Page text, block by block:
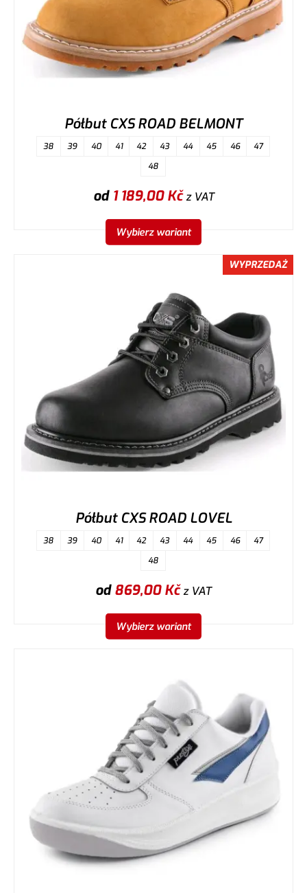
Półbut CXS ROAD BELMONT
38 39 40 41 42 43 44 45 46
47
48
od 1 189,00Kčz VAT
Wybierz wariant
WYPRZEDAŻ
Półbut CXS ROAD LOVEL
38 39 40 41 42 43 44 45 46
47
48
od869,00Kčz VAT
Wybierz wariant